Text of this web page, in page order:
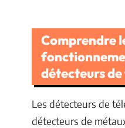
Comprendre
détecteurs
Les détecteurs de
détecteurs de